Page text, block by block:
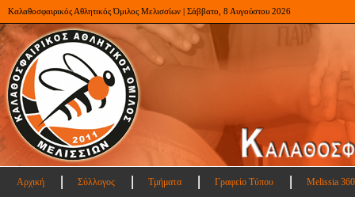
Καλαθοσφαιρικός Αθλητικός Όμιλος Μελισσίων | Σάββατο, 8 Αυγούστου 2026
Αρχική Σύλλογος Τμήματα Γραφείο Τύπου Melissia